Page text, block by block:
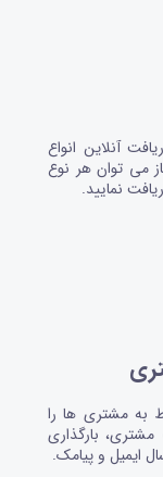
آنلاین انواع
می توان هر نوع
نمایید.
به مشتری ها را
بارگذاری
ایمیل و پیامک.